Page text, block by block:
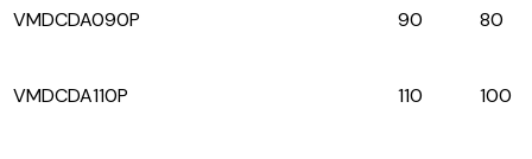
VMDCDA090P 90 80
VMDCDA110P 110 100